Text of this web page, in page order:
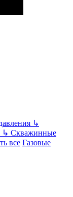
↳
↳ Скважинные
все Газовые